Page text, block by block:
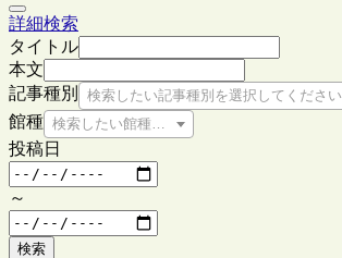
詳細検索
タイトル
本文
記事種別
検索したい記事種別を選択してください
館種 検索したい館種を選択してください
投稿日
～
検索